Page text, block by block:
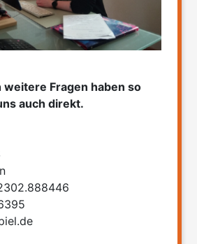
weitere Fragen haben so
auch direkt.